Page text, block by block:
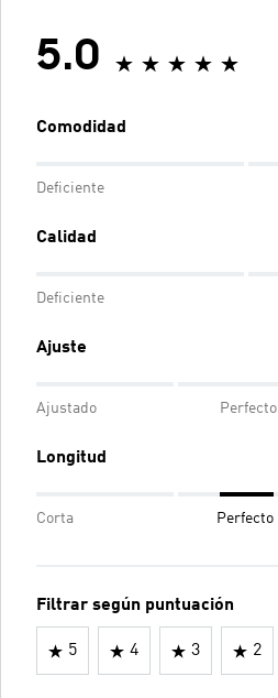
5.0
Comodidad
Deficiente
Calidad
Deficiente
Ajuste
Ajustado Perfecto
Longitud
Corta Perfecto
Filtrar según puntuación
5 4 3 2